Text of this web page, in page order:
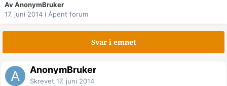
Av AnonymBruker
17. juni 2014 i Åpent forum
Svar i emnet
AnonymBruker
Skrevet 17. juni 2014